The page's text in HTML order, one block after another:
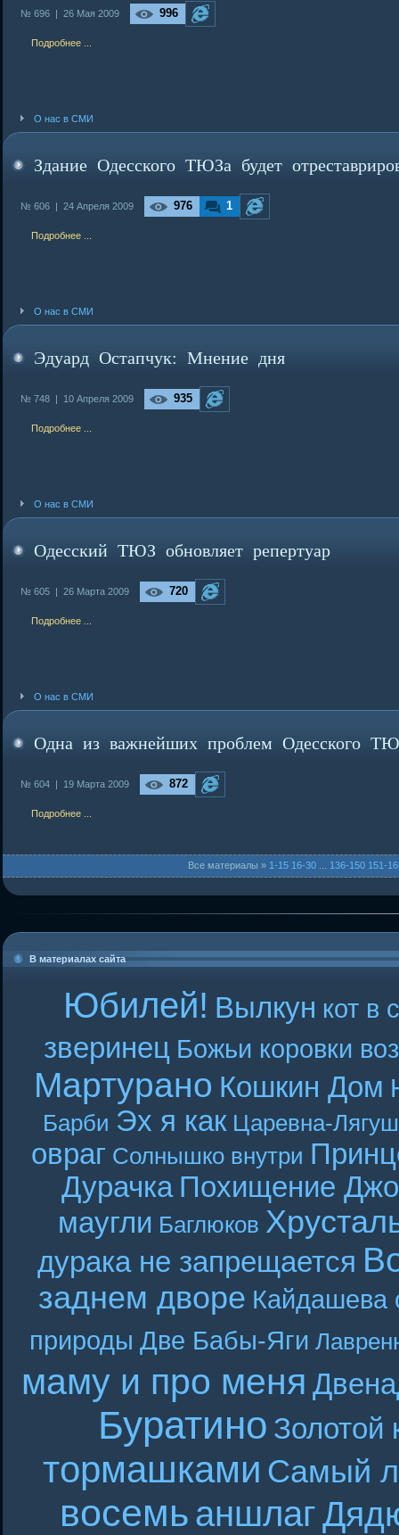
№ 696 | 26 Мая 2009 996
Подробнее ...
О нас в СМИ
Здание Одесского ТЮЗа будет
№ 606 | 24 Апреля 2009 976 1
Подробнее ...
О нас в СМИ
Эдуард Остапчук: Мнение дня
№ 748 | 10 Апреля 2009 935
Подробнее ...
О нас в СМИ
Одесский ТЮЗ обновляет репертуар
№ 605 | 26 Марта 2009 720
Подробнее ...
О нас в СМИ
Одна из важнейших проблем Одесского
№ 604 | 19 Марта 2009 872
Подробнее ...
Все материалы » 1-15 16-30 136-150 151-
В материалах сайта
Юбилей! Вылкун кот в
зверинец Божьи коровки
Мартурано Кошкин Дом
Барби Эх я как Царевна-
овраг Солнышко внутри
Дурачка Похищение
маугли Баглюков
дурака не запрещается
заднем дворе Кайдашева
природы Две Бабы-Яги
маму и про меня
Буратино Золотой
тормашками Самый
восемьаншлаг